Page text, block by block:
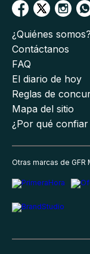
¿Quiénes somos?
Contáctanos
FAQ
El diario de hoy
Reglas de
Mapa del sitio
¿Por qué
Otras marcas de GFR